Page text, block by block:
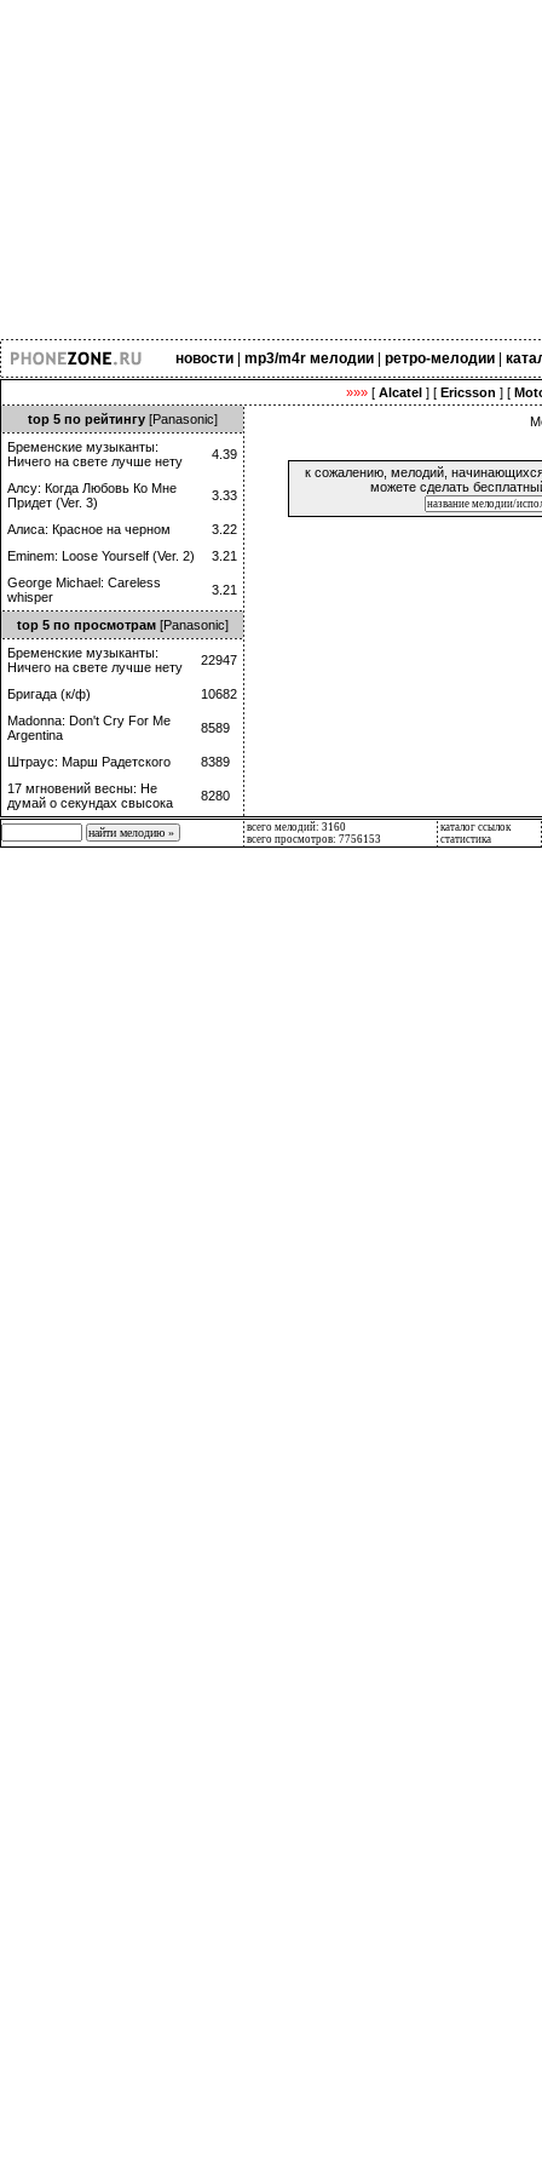
новости| mp3/m4r мелодии| ретро-мелодии|
»»»[ Alcatel] [ Ericsson ] [
top 5 по рейтингу[Panasonic]
Бременские музыканты:
Ничего на свете лучше нету
4.39
Алсу: Когда Любовь Ко Мне
Придет (Ver. 3)
3.33
Алиса: Красное на черном
3.22
Eminem: Loose Yourself (Ver. 2)
3.21
George Michael: Careless
whisper
3.21
top 5 по просмотрам[Panasonic]
Бременские музыканты:
Ничего на свете лучше нету
22947
Бригада (к/ф)
10682
Madonna: Don't Cry For Me
Argentina
8589
Штраус: Марш Радетского
8389
17 мгновений весны: Не
думай о секундах свысока
8280
к сожалению, мелодий,
можете сделать
всего мелодий: 3160
всего просмотров: 7756153
каталог ссылок
статистика